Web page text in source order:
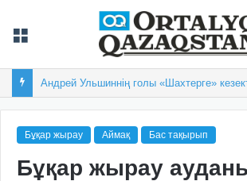
Андрей Ульшиннің голы «Шахтерге»
Бұқар жырау Аймақ Бас тақырып
Бұқар жырау